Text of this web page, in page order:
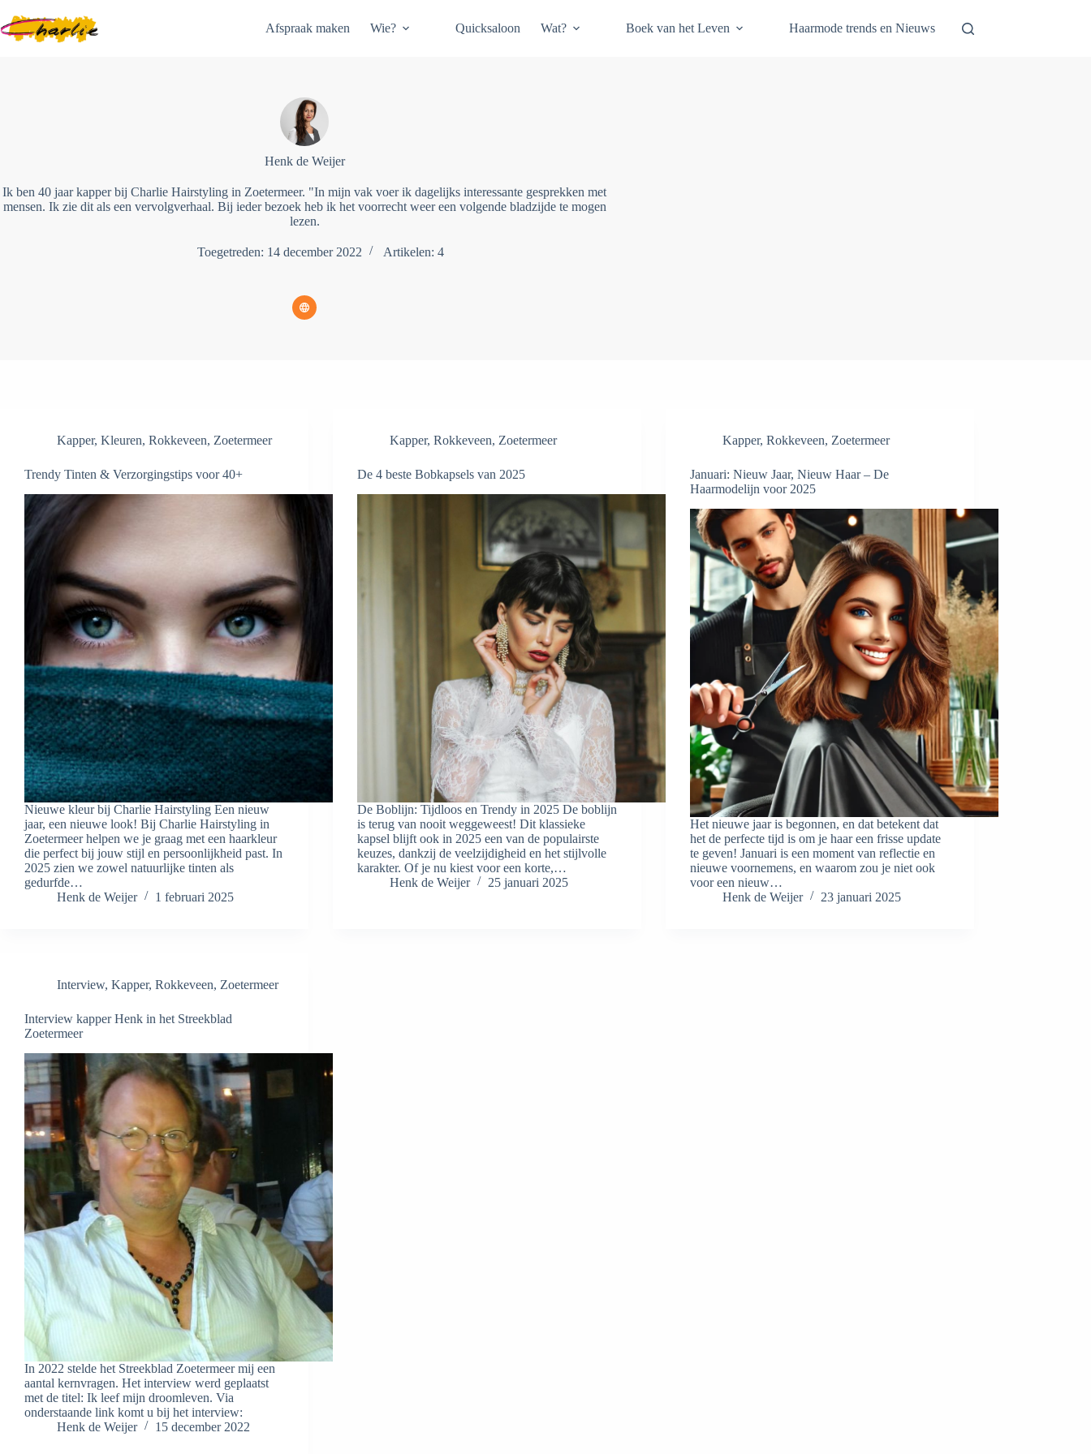
naar
de
Afspraak maken Wie? Quicksaloon Wat? Boek van het Leven Haarmode trends en Nieuws
Henk de Weijer
Ik ben 40 jaar kapper bij Charlie Hairstyling in Zoetermeer. "In mijn vak voer ik dagelijks interessante gesprekken met
mensen. Ik zie dit als een vervolgverhaal. Bij ieder bezoek heb ik het voorrecht weer een volgende bladzijde te mogen
lezen.
Toegetreden: 14 december 2022 Artikelen: 4
Kapper, Kleuren, Rokkeveen, Zoetermeer
Trendy Tinten & Verzorgingstips voor 40+
Nieuwe kleur bij Charlie Hairstyling Een nieuw
jaar, een nieuwe look! Bij Charlie Hairstyling in
Zoetermeer helpen we je graag met een haarkleur
die perfect bij jouw stijl en persoonlijkheid past. In
2025 zien we zowel natuurlijke tinten als
gedurfde…
Henk de Weijer
1 februari 2025
Kapper, Rokkeveen, Zoetermeer
De 4 beste Bobkapsels van 2025
De Boblijn: Tijdloos en Trendy in 2025 De boblijn
is terug van nooit weggeweest! Dit klassieke
kapsel blijft ook in 2025 een van de populairste
keuzes, dankzij de veelzijdigheid en het stijlvolle
karakter. Of je nu kiest voor een korte,…
Henk de Weijer
25 januari 2025
Kapper, Rokkeveen, Zoetermeer
Januari: Nieuw Jaar, Nieuw Haar – De
Haarmodelijn voor 2025
Het nieuwe jaar is begonnen, en dat betekent dat
het de perfecte tijd is om je haar een frisse update
te geven! Januari is een moment van reflectie en
nieuwe voornemens, en waarom zou je niet ook
voor een nieuw…
Henk de Weijer
23 januari 2025
Interview, Kapper, Rokkeveen, Zoetermeer
Interview kapper Henk in het Streekblad
Zoetermeer
In 2022 stelde het Streekblad Zoetermeer mij een
aantal kernvragen. Het interview werd geplaatst
met de titel: Ik leef mijn droomleven. Via
onderstaande link komt u bij het interview:
Henk de Weijer
15 december 2022